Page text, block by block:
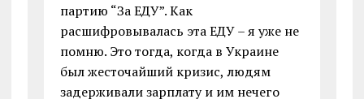
партию “За ЕДУ”. Как
расшифровывалась эта ЕДУ – я уже не
помню. Это тогда, когда в Украине
был жесточайший кризис, людям
задерживали зарплату и им нечего